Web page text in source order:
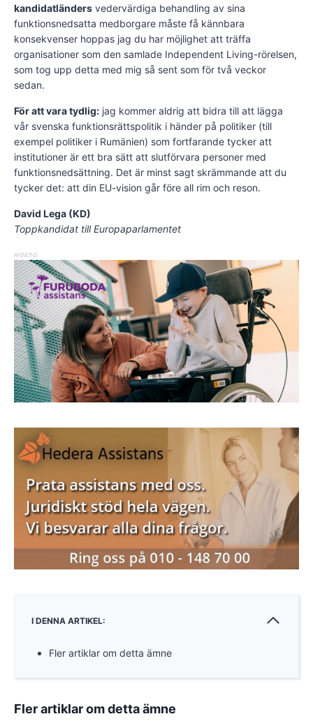
kandidatländers vedervärdiga behandling av sina
funktionsnedsatta medborgare måste få kännbara
konsekvenser hoppas jag du har möjlighet att träffa
organisationer som den samlade Independent Living-rörelsen,
som tog upp detta med mig så sent som för två veckor
sedan.
För att vara tydlig: jag kommer aldrig att bidra till att lägga
vår svenska funktionsrättspolitik i händer på politiker (till
exempel politiker i Rumänien) som fortfarande tycker att
institutioner är ett bra sätt att slutförvara personer med
funktionsnedsättning. Det är minst sagt skrämmande att du
tycker det: att din EU-vision går före all rim och reson.
David Lega (KD)
Toppkandidat till Europaparlamentet
ANNONS
I DENNA ARTIKEL:
Fler artiklar om detta ämne
Fler artiklar om detta ämne